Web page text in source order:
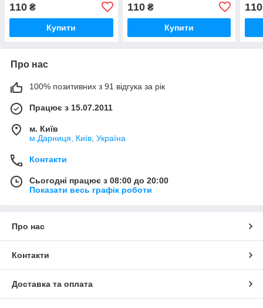
110 ₴
Купити
110₴
Купити
110
Про нас
100% позитивних з 91 відгука за рік
Працює з 15.07.2011
м. Київ
м.Дарниця, Київ, Україна
Контакти
Сьогодні працює з 08:00 до 20:00
Показати весь графік роботи
Про нас
Контакти
Доставка та оплата